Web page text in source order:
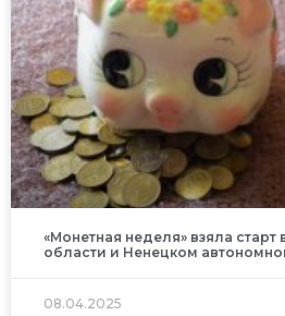
«Монетная неделя» взяла старт
области и Ненецком
08.04.2025